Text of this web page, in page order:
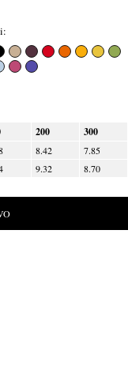
200 300
8.42
7.85
9.32 8.70